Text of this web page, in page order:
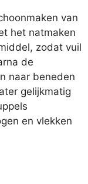
van
het natmaken
zodat vuil
de
naar beneden
gelijkmatig
en vlekken